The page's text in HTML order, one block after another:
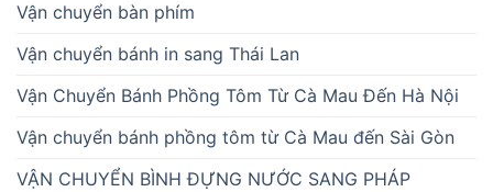
Vận chuyển bàn phím
Vận chuyển bánh in sang Thái Lan
Vận Chuyển Bánh Phồng Tôm Từ Cà Mau Đến Hà Nội
Vận chuyển bánh phồng tôm từ Cà Mau đến Sài Gòn
VẬN CHUYỂN BÌNH ĐỰNG NƯỚC SANG PHÁP